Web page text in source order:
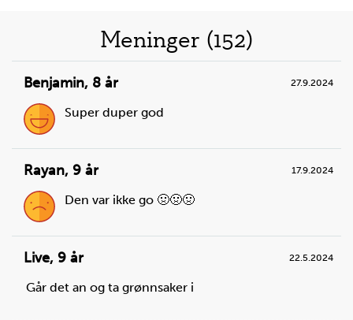
over
oppskrifter
Steg1
Sett en rist midt i en tom ovn.
Meninger (152)
Benjamin, 8 år 27.9.2024
Super duper god
Rayan, 9 år 17.9.2024
Den var ikke go 🤢🤢🤢
Live, 9 år 22.5.2024
Går det an og ta grønnsaker i